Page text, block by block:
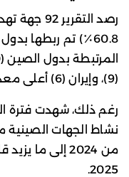
60.8٪) تم ربطها
(9)، وإيران (6) أعلى معدلات النشاط.
رغم ذلك، شهدت فترة
2025.